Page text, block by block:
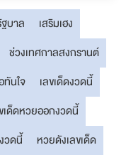
บาล
เสริมเฮง
ช่วงเทศกาลสงกรานต์
นใจ
เลขเด็ดงวดนี้
เด็ดหวยออกงวดนี้
วดนี้
หวยดังเลขเด็ด